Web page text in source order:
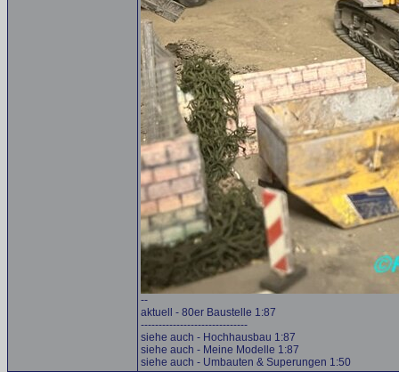
--
aktuell - 80er Baustelle 1:87
------------------------------
siehe auch - Hochhausbau 1:87
siehe auch - Meine Modelle 1:87
siehe auch - Umbauten & Superungen 1:50